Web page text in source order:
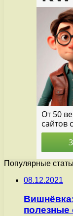
Популярные
08.12.2021
полезные